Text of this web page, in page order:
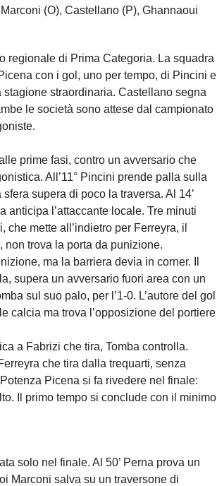
(O), Castellano (P), Ghannaoui
regionale di Prima Categoria. La squadra
con i gol, uno per tempo, di Pincini e
straordinaria. Castellano segna
le società sono attese dal campionato
prime fasi, contro un avversario che
All’11° Pincini prende palla sulla
supera di poco la traversa. Al 14’
anticipa l’attaccante locale. Tre minuti
mette all’indietro per Ferreyra, il
trova la porta da punizione.
ma la barriera devia in corner. Il
supera un avversario fuori area con un
sul suo palo, per l’1-0. L’autore del gol
calcia ma trova l’opposizione del portiere
a Fabrizi che tira, Tomba controlla.
che tira dalla trequarti, senza
Picena si fa rivedere nel finale:
Il primo tempo si conclude con il minimo
solo nel finale. Al 50’ Perna prova un
Marconi salva su un traversone di